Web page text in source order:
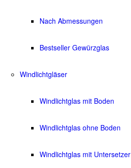
Nach Abmessungen
Bestseller Gewürzglas
Windlichtgläser
Windlichtglas mit Boden
Windlichtglas ohne Boden
Windlichtglas mit Untersetzer